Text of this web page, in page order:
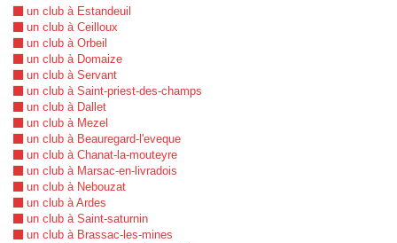
un club à Estandeuil
un club à Ceilloux
un club à Orbeil
un club à Domaize
un club à Servant
un club à Saint-priest-des-champs
un club à Dallet
un club à Mezel
un club à Beauregard-l'eveque
un club à Chanat-la-mouteyre
un club à Marsac-en-livradois
un club à Nebouzat
un club à Ardes
un club à Saint-saturnin
un club à Brassac-les-mines